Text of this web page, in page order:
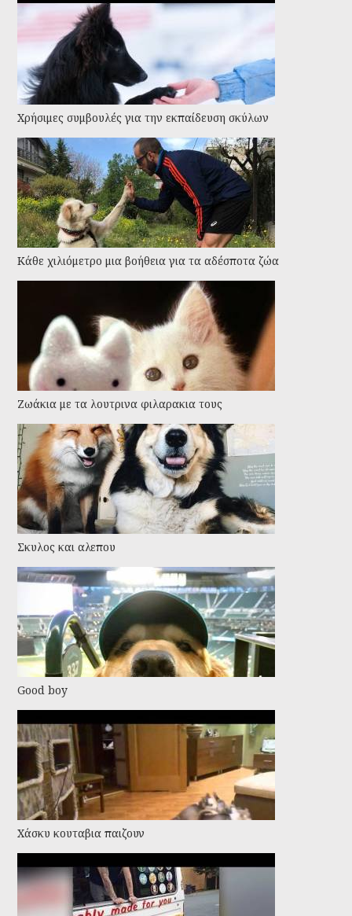
Χρήσιμες συμβουλές για την εκπαίδευση σκύλων
Kάθε χιλιόμετρο μια βοήθεια για τα αδέσποτα ζώα
Ζωάκια με τα λουτρινα φιλαρακια τους
Σκυλος και αλεπου
Good boy
Χάσκυ κουταβια παιζουν